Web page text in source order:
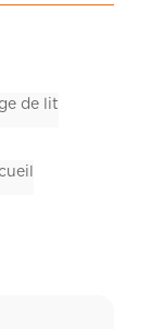
de lit